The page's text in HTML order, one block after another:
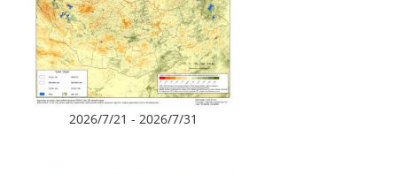
2026/7/21 - 2026/7/31